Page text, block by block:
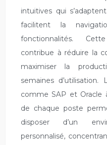
intuitives qui
facilitent la
fonctionnalités.
contribue à réduire la
maximiser la
semaines
comme SAP et Oracle
de chaque poste
disposer d’un
personnalisé,